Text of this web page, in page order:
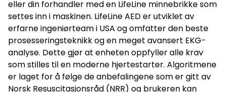
eller din forhandler med en LifeLine minnebrikke som
settes inn i maskinen. LifeLine AED er utviklet av
erfarne ingeniørteam i USA og omfatter den beste
prosesseringsteknikk og en meget avansert EKG-
analyse. Dette gjør at enheten oppfyller alle krav
som stilles til en moderne hjertestarter. Algoritmene
er laget for å følge de anbefalingene som er gitt av
Norsk Resuscitasjonsråd (NRR) og brukeren kan